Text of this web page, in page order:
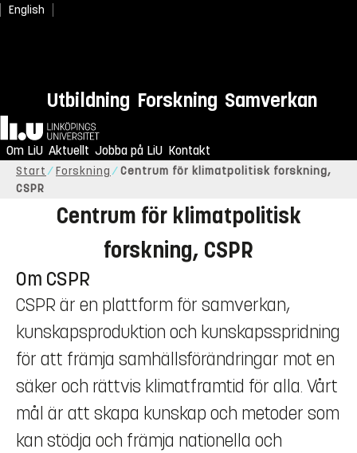
English
Utbildning Forskning Samverkan
Hem
Om LiU Aktuellt Jobba på LiU Kontakt
CSPR 20 år!
2004-2024
Start Forskning
Centrum för klimatpolitisk forskning,
CSPR
Centrum för klimatpolitisk
forskning, CSPR
Om CSPR
CSPR är en plattform för samverkan,
kunskapsproduktion och kunskapsspridning
för att främja samhällsförändringar mot en
säker och rättvis klimatframtid för alla. Vårt
mål är att skapa kunskap och metoder som
kan stödja och främja nationella och